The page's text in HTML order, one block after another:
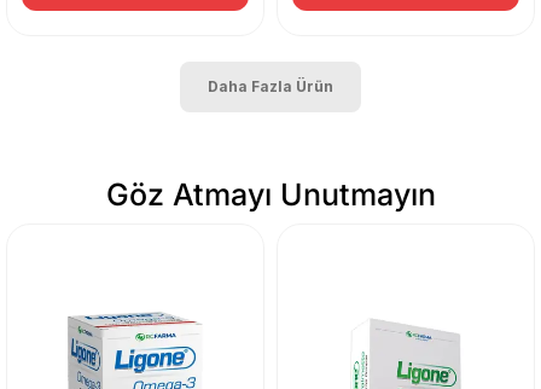
Daha Fazla Ürün
Göz Atmayı Unutmayın